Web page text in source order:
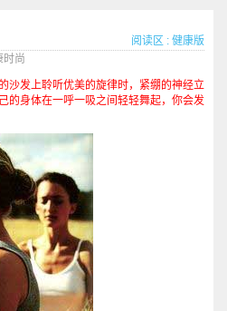
阅读区 : 健康版
尚
发上聆听优美的旋律时，紧绷的神经立
的身体在一呼一吸之间轻轻舞起，你会发